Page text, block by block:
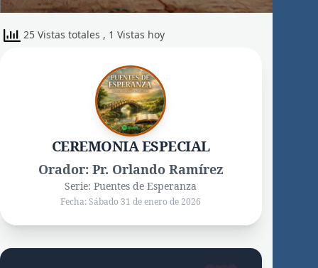
25 Vistas totales , 1 Vistas hoy
CEREMONIA ESPECIAL
Orador: Pr. Orlando Ramírez
Serie: Puentes de Esperanza
Fecha: Sábado 31 de enero de 2026